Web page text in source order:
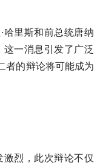
哈里斯和前总统唐纳
一消息引发了广泛
者的辩论将可能成为